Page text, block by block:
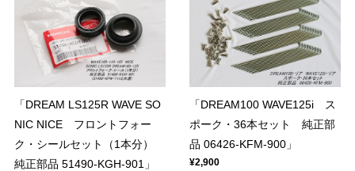
「DREAM LS125R WAVE SO
NIC NICE フロントフォー
ク・シールセット（1本分）
純正部品 51490-KGH-901」
「DREAM100 WAVE125i ス
ポーク・36本セット 純正部
品 06426-KFM-900」
¥2,900